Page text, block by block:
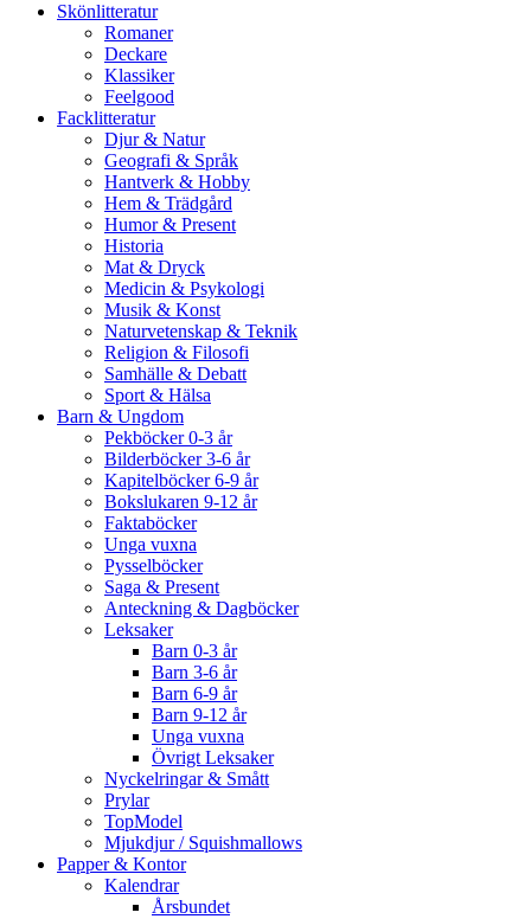
Skönlitteratur
Romaner
Deckare
Klassiker
Feelgood
Facklitteratur
Djur & Natur
Geografi & Språk
Hantverk & Hobby
Hem & Trädgård
Humor & Present
Historia
Mat & Dryck
Medicin & Psykologi
Musik & Konst
Naturvetenskap & Teknik
Religion & Filosofi
Samhälle & Debatt
Sport & Hälsa
Barn & Ungdom
Pekböcker 0-3 år
Bilderböcker 3-6 år
Kapitelböcker 6-9 år
Bokslukaren 9-12 år
Faktaböcker
Unga vuxna
Pysselböcker
Saga & Present
Anteckning & Dagböcker
Leksaker
Barn 0-3 år
Barn 3-6 år
Barn 6-9 år
Barn 9-12 år
Unga vuxna
Övrigt Leksaker
Nyckelringar & Smått
Prylar
TopModel
Mjukdjur / Squishmallows
Papper & Kontor
Kalendrar
Årsbundet